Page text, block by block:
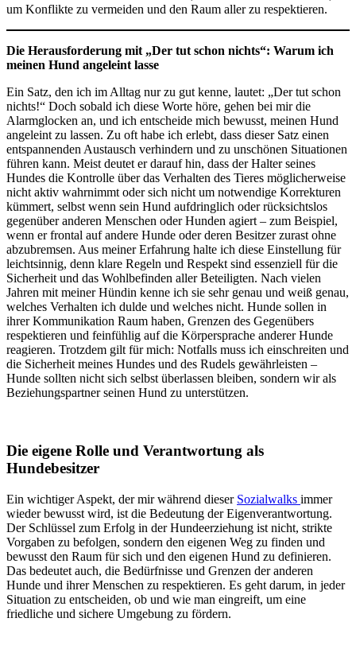
um Konflikte zu vermeiden und den Raum aller zu respektieren.
Die Herausforderung mit „Der tut schon nichts“: Warum ich
meinen Hund angeleint lasse
Ein Satz, den ich im Alltag nur zu gut kenne, lautet: „Der tut schon
nichts!“ Doch sobald ich diese Worte höre, gehen bei mir die
Alarmglocken an, und ich entscheide mich bewusst, meinen Hund
angeleint zu lassen. Zu oft habe ich erlebt, dass dieser Satz einen
entspannenden Austausch verhindern und zu unschönen Situationen
führen kann. Meist deutet er darauf hin, dass der Halter seines
Hundes die Kontrolle über das Verhalten des Tieres möglicherweise
nicht aktiv wahrnimmt oder sich nicht um notwendige Korrekturen
kümmert, selbst wenn sein Hund aufdringlich oder rücksichtslos
gegenüber anderen Menschen oder Hunden agiert – zum Beispiel,
wenn er frontal auf andere Hunde oder deren Besitzer zurast ohne
abzubremsen. Aus meiner Erfahrung halte ich diese Einstellung für
leichtsinnig, denn klare Regeln und Respekt sind essenziell für die
Sicherheit und das Wohlbefinden aller Beteiligten. Nach vielen
Jahren mit meiner Hündin kenne ich sie sehr genau und weiß genau,
welches Verhalten ich dulde und welches nicht. Hunde sollen in
ihrer Kommunikation Raum haben, Grenzen des Gegenübers
respektieren und feinfühlig auf die Körpersprache anderer Hunde
reagieren. Trotzdem gilt für mich: Notfalls muss ich einschreiten und
die Sicherheit meines Hundes und des Rudels gewährleisten –
Hunde sollten nicht sich selbst überlassen bleiben, sondern wir als
Beziehungspartner seinen Hund zu unterstützen.
Die eigene Rolle und Verantwortung als
Hundebesitzer
Ein wichtiger Aspekt, der mir während dieser Sozialwalks immer
wieder bewusst wird, ist die Bedeutung der Eigenverantwortung.
Der Schlüssel zum Erfolg in der Hundeerziehung ist nicht, strikte
Vorgaben zu befolgen, sondern den eigenen Weg zu finden und
bewusst den Raum für sich und den eigenen Hund zu definieren.
Das bedeutet auch, die Bedürfnisse und Grenzen der anderen
Hunde und ihrer Menschen zu respektieren. Es geht darum, in jeder
Situation zu entscheiden, ob und wie man eingreift, um eine
friedliche und sichere Umgebung zu fördern.